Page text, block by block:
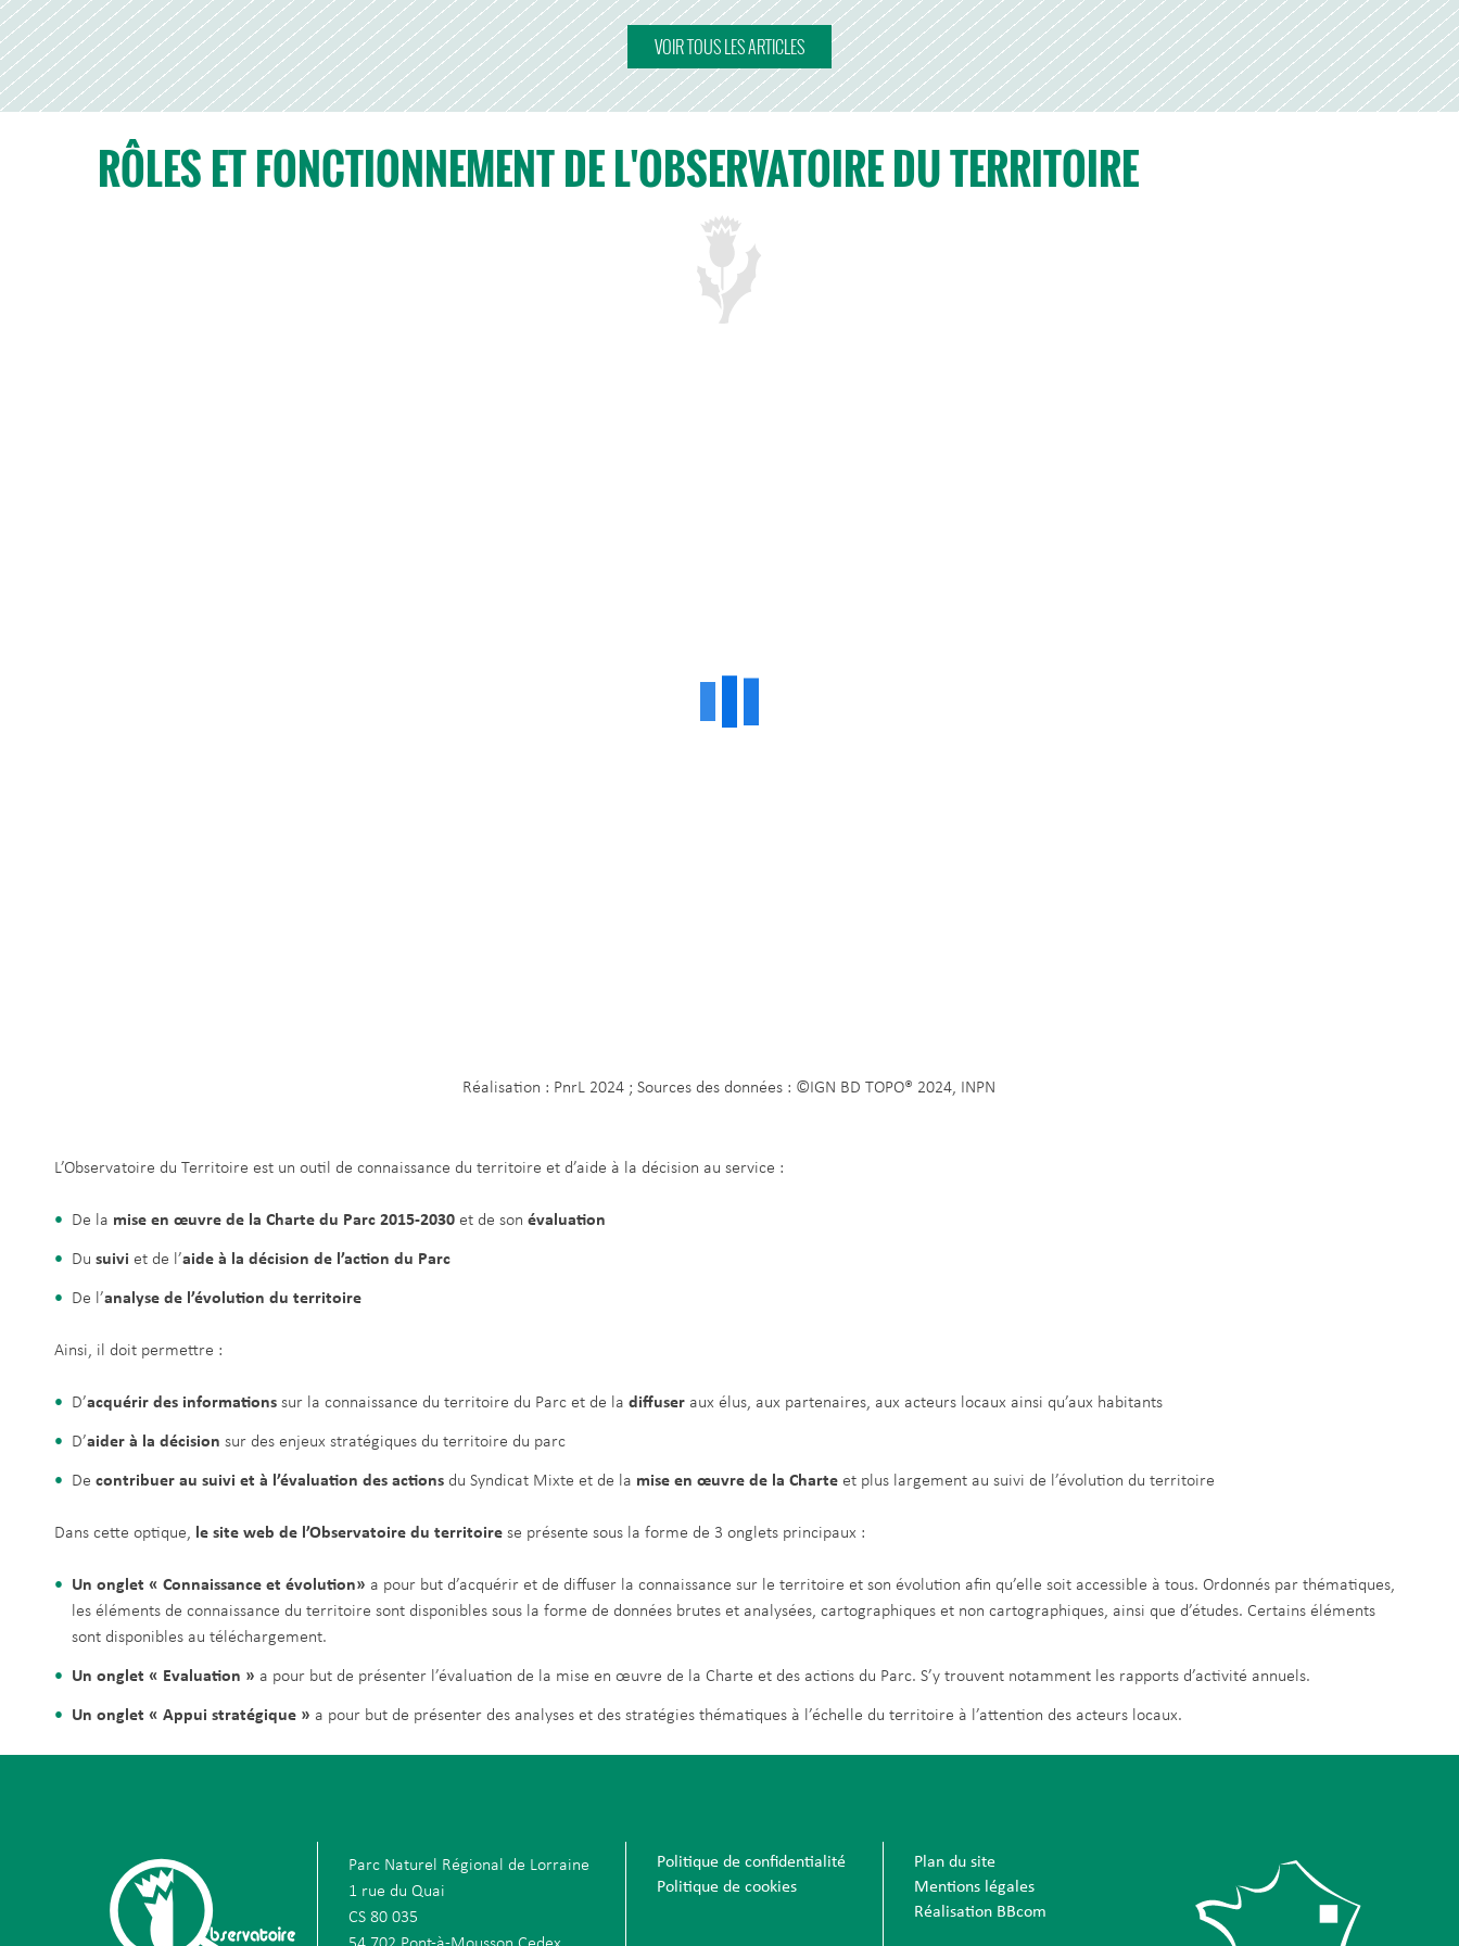
VOIR TOUS LES ARTICLES
RÔLES ET FONCTIONNEMENT DE L'OBSERVATOIRE DU TERRITOIRE
Réalisation : PnrL 2024 ; Sources des données : ©IGN BD TOPO® 2024, INPN
L’Observatoire du Territoire est un outil de connaissance du territoire et d’aide à la décision au service :
De la mise en œuvre de la Charte du Parc 2015-2030 et de son évaluation
Du suivi et de l’aide à la décision de l’action du Parc
De l’analyse de l’évolution du territoire
Ainsi, il doit permettre :
D’acquérir des informations sur la connaissance du territoire du Parc et de la diffuser aux élus, aux partenaires, aux acteurs locaux ainsi qu’aux habitants
D’aider à la décision sur des enjeux stratégiques du territoire du parc
De contribuer au suivi et à l’évaluation des actions du Syndicat Mixte et de la mise en œuvre de la Charte et plus largement au suivi de l’évolution du territoire
Dans cette optique, le site web de l’Observatoire du territoire se présente sous la forme de 3 onglets principaux :
Un onglet « Connaissance et évolution» a pour but d’acquérir et de diffuser la connaissance sur le territoire et son évolution afin qu’elle soit accessible à tous. Ordonnés par thématiques,
les éléments de connaissance du territoire sont disponibles sous la forme de données brutes et analysées, cartographiques et non cartographiques, ainsi que d’études. Certains éléments
sont disponibles au téléchargement.
Un onglet « Evaluation » a pour but de présenter l’évaluation de la mise en œuvre de la Charte et des actions du Parc. S’y trouvent notamment les rapports d’activité annuels.
Un onglet « Appui stratégique » a pour but de présenter des analyses et des stratégies thématiques à l’échelle du territoire à l’attention des acteurs locaux.
Parc Naturel Régional de Lorraine
1 rue du Quai
CS 80 035
Politique de confidentialité
Politique de cookies
Plan du site
Mentions légales
Réalisation BBcom